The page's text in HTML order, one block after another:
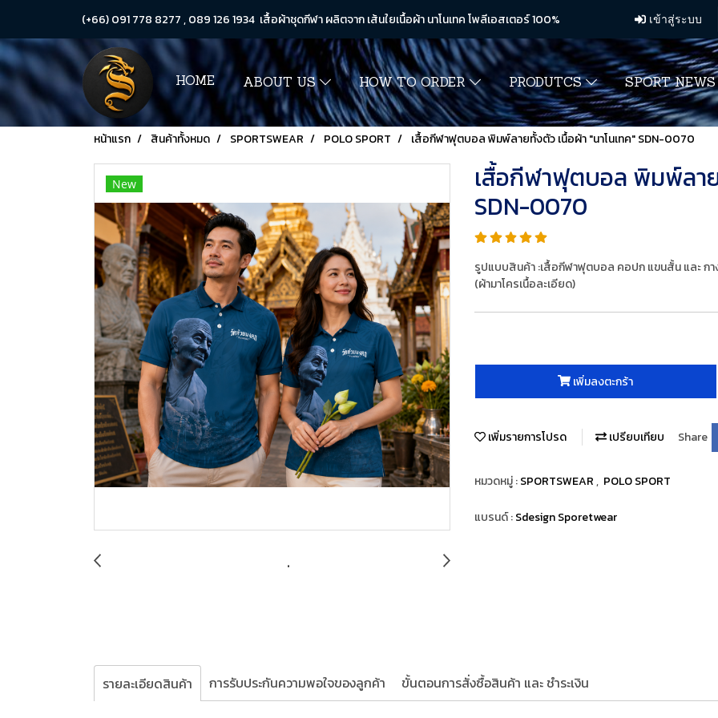
(+66) 091 778 8277 , 089 126 1934 เสื้อผ้าชุดกีฬา ผลิตจาก เส้นใยเนื้อผ้า นาโนเทค โพลีเอสเตอร์ 100% เข้าสู่ระบบ
HOME ABOUT US HOW TO ORDER PRODUTCS SPORT NEWS
หน้าแรก สินค้าทั้งหมด SPORTSWEAR POLO SPORT เสื้อกีฬาฟุตบอล พิมพ์ลายทั้งตัว เนื้อผ้า "นาโนเทค" SDN-0070
New
เสื้อกีฬาฟุตบอล พิมพ์ลา
SDN-0070
รูปแบบสินค้า :เสื้อกีฬาฟุตบอล คอปก แขนสั้น และ กาง
(ผ้ามาโครเนื้อละเอียด)
เพิ่มลงตะกร้า
เพิ่มรายการโปรด เปรียบเทียบ Share
หมวดหมู่ :SPORTSWEAR, POLO SPORT
แบรนด์ :Sdesign Sporetwear
รายละเอียดสินค้า การรับประกันความพอใจของลูกค้า ขั้นตอนการสั่งซื้อสินค้า และ ชำระเงิน